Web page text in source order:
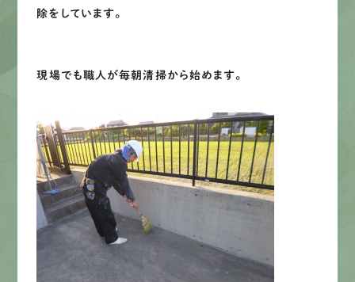
除をしています。
現場でも職人が毎朝清掃から始めます。